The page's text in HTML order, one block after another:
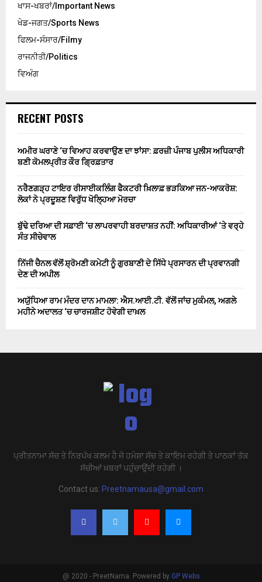
ਖਾਸ-ਖਬਰਾਂ/Important News
ਖੇਡ-ਜਗਤ/Sports News
ਫਿਲਮ-ਸੰਸਾਰ/Filmy
ਰਾਜਨੀਤੀ/Politics
ਵਿਅੰਗ
RECENT POSTS
ਅਮੀਰ ਘਰਾਣੇ ‘ਚ ਵਿਆਹ ਕਰਵਾਉਣ ਦਾ ਝਾਂਸਾ: ਫ਼ਰਜ਼ੀ ਪੰਜਾਬ ਪੁਲੀਸ ਅਧਿਕਾਰੀ
ਬਣੀ ਕੋਮਲਪ੍ਰੀਤ ਕੌਰ ਗ੍ਰਿਫ਼ਤਾਰ
ਨਰੈਣਗੜ੍ਹ ਟਾਇਰ ਰੀਸਾਈਕਲਿੰਗ ਫੈਕਟਰੀ ਖ਼ਿਲਾਫ਼ ਭੜਕਿਆ ਜਨ-ਆਕਰੋਸ਼:
ਲੋਕਾਂ ਨੇ ਪ੍ਰਦੂਸ਼ਣ ਵਿਰੁੱਧ ਖੋਲ੍ਹਿਆ ਮੋਰਚਾ
ਬੁੱਢੇ ਦਰਿਆ ਦੀ ਸਫ਼ਾਈ ‘ਚ ਲਾਪਰਵਾਹੀ ਬਰਦਾਸ਼ਤ ਨਹੀਂ: ਅਧਿਕਾਰੀਆਂ ‘ਤੇ ਵਰ੍ਹੇ
ਸੰਤ ਸੀਚੇਵਾਲ
ਨਿੱਜੀ ਚੈਨਲ ਵੱਲੋਂ ਸ਼੍ਰੋਮਣੀ ਕਮੇਟੀ ਨੂੰ ਗੁਰਬਾਣੀ ਦੇ ਸਿੱਧੇ ਪ੍ਰਸਾਰਨ ਦੀ ਪ੍ਰਵਾਨਗੀ
ਦੇਣ ਦੀ ਅਪੀਲ
ਅਯੁੱਧਿਆ ਰਾਮ ਮੰਦਰ ਦਾਨ ਮਾਮਲਾ: ਐਸ.ਆਈ.ਟੀ. ਵੱਲੋਂ ਜਾਂਚ ਮੁਕੰਮਲ, ਅਗਲੇ
ਮਹੀਨੇ ਅਦਾਲਤ ‘ਚ ਚਾਰਜਸ਼ੀਟ ਹੋਵੇਗੀ ਦਾਖ਼ਲ
ਪ੍ਰੀਤਨਾਮਾ ਸੱਚ ਤੇ ਨਿਰਪੱਖ ਕਲਮ ਹੈ ਜੋ ਹਮੇਸ਼ਾ ਸੱਚ ਤੇ ਕਾਇਮ ਰਹੇਗੀ ਤੇ ਪਾਠਕਾਂ ਤੱਕ
ਸੱਚੀਆਂ ਖ਼ਬਰਾਂ ਪਹੁੰਚਾਉਂਦੀ ਰਹੇਗੀ ।
Contact us: Preetnamausa@gmail.com
@ 2020 - PreetNama. Powered by GP Webs